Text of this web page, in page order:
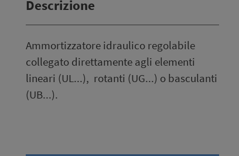
Descrizione
Ammortizzatore idraulico regolabile
collegato direttamente agli elementi
lineari (UL...), rotanti (UG...) o basculanti
(UB...).